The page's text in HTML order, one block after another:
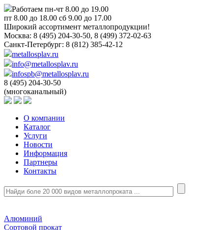
Работаем пн-чт 8.00 до 19.00
пт 8.00 до 18.00 сб 9.00 до 17.00
Широкий ассортимент металлопродукции!
Москва: 8 (495) 204-30-50, 8 (499) 372-02-63
Санкт-Петербург: 8 (812) 385-42-12
metallosplav.ru
info@metallosplav.ru
infospb@metallosplav.ru
8 (495) 204-30-50
(многоканальный)
О компании
Каталог
Услуги
Новости
Информация
Партнеры
Контакты
Алюминий
Сортовой прокат